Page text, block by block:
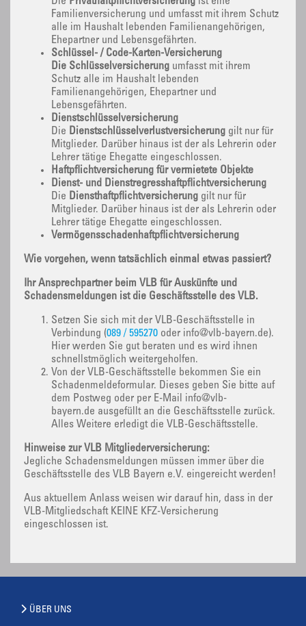
Familienversicherung und umfasst mit ihrem Schutz
alle im Haushalt lebenden Familienangehörigen,
Ehepartner und Lebensgefährten.
Schlüssel- / Code-Karten-Versicherung
Die Schlüsselversicherung umfasst mit ihrem
Schutz alle im Haushalt lebenden
Familienangehörigen, Ehepartner und
Lebensgefährten.
Dienstschlüsselversicherung
Die Dienstschlüsselverlustversicherung gilt nur für
Mitglieder. Darüber hinaus ist der als Lehrerin oder
Lehrer tätige Ehegatte eingeschlossen.
Haftpflichtversicherung für vermietete Objekte
Dienst- und Dienstregresshaftpflichtversicherung
Die Diensthaftpflichtversicherung gilt nur für
Mitglieder. Darüber hinaus ist der als Lehrerin oder
Lehrer tätige Ehegatte eingeschlossen.
Vermögensschadenhaftpflichtversicherung
Wie vorgehen, wenn tatsächlich einmal etwas passiert?
Ihr Ansprechpartner beim VLB für Auskünfte und
Schadensmeldungen ist die Geschäftsstelle des VLB.
Setzen Sie sich mit der VLB-Geschäftsstelle in
Verbindung (089 / 595270 oder info@vlb-bayern.de).
Hier werden Sie gut beraten und es wird ihnen
schnellstmöglich weitergeholfen.
Von der VLB-Geschäftsstelle bekommen Sie ein
Schadenmeldeformular. Dieses geben Sie bitte auf
dem Postweg oder per E-Mail info@vlb-
bayern.de ausgefüllt an die Geschäftsstelle zurück.
Alles Weitere erledigt die VLB-Geschäftsstelle.
Hinweise zur VLB Mitgliederversicherung:
Jegliche Schadensmeldungen müssen immer über die
Geschäftsstelle des VLB Bayern e.V. eingereicht werden!
Aus aktuellem Anlass weisen wir darauf hin, dass in der
VLB-Mitgliedschaft KEINE KFZ-Versicherung
eingeschlossen ist.
ÜBER UNS